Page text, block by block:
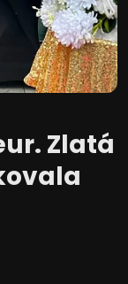
Zlatá